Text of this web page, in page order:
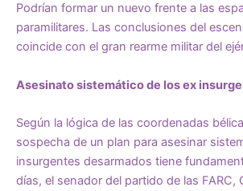
Podrían formar un nuevo frente a las
paramilitares. Las conclusiones del
coincide con el gran rearme militar del
Asesinato sistemático de los ex
Según la lógica de las coordenadas
sospecha de un plan para asesinar
insurgentes desarmados tiene
días, el senador del partido de las FARC,